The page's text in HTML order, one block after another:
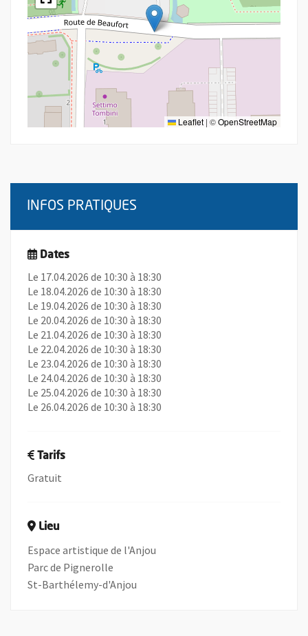
Leaflet | ©OpenStreetMap
INFOS PRATIQUES
Dates
Le 17.04.2026 de 10:30 à 18:30
Le 18.04.2026 de 10:30 à 18:30
Le 19.04.2026 de 10:30 à 18:30
Le 20.04.2026 de 10:30 à 18:30
Le 21.04.2026 de 10:30 à 18:30
Le 22.04.2026 de 10:30 à 18:30
Le 23.04.2026 de 10:30 à 18:30
Le 24.04.2026 de 10:30 à 18:30
Le 25.04.2026 de 10:30 à 18:30
Le 26.04.2026 de 10:30 à 18:30
Tarifs
Gratuit
Lieu
Espace artistique de l'Anjou
Parc de Pignerolle
St-Barthélemy-d'Anjou